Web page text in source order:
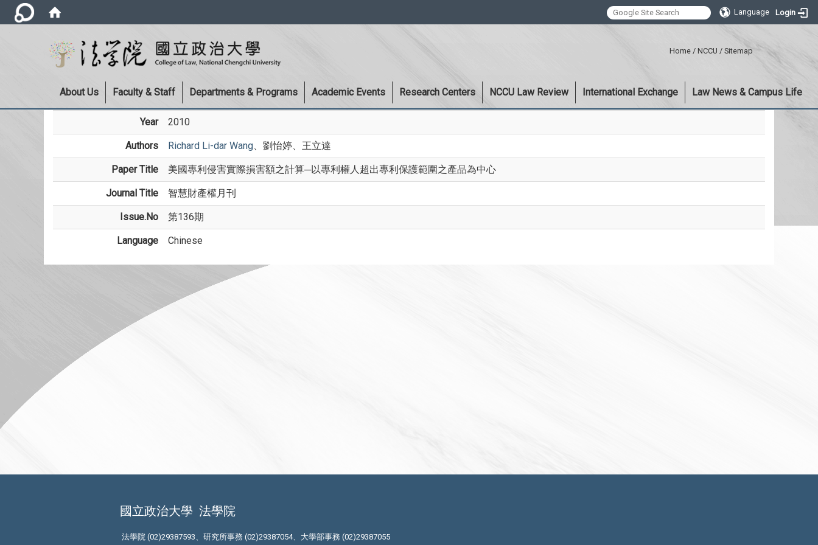
Language Login
Home / NCCU / Sitemap
About Us Faculty & Staff Departments & Programs Academic Events Research Centers NCCU Law Review International Exchange Law News & Campus Life
Year 2010
Authors Richard Li-dar Wang、劉怡婷、王立達
Paper Title 美國專利侵害實際損害額之計算─以專利權人超出專利保護範圍之產品為中心
Journal Title 智慧財產權月刊
Issue.No 第136期
Language Chinese
國立政治大學 法學院
法學院 (02)29387593、研究所事務 (02)29387054、大學部事務 (02)29387055